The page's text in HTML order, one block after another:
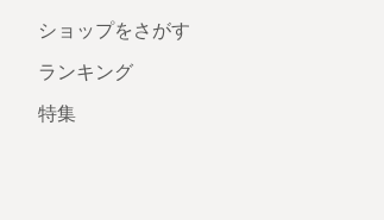
ショップをさがす
ランキング
特集